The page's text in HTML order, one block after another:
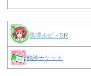
黒澤ルビィSR
勧誘チケット